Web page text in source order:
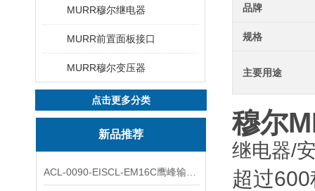
MURR穆尔继电器
MURR前置面板接口
MURR穆尔变压器
点击更多分类
新品推荐
品牌
规格
主要用途
穆尔
继电器/
超过